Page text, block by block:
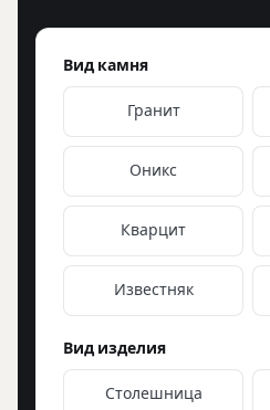
Вид камня
Гранит
Оникс
Кварцит
Известняк
Вид изделия
Столешница